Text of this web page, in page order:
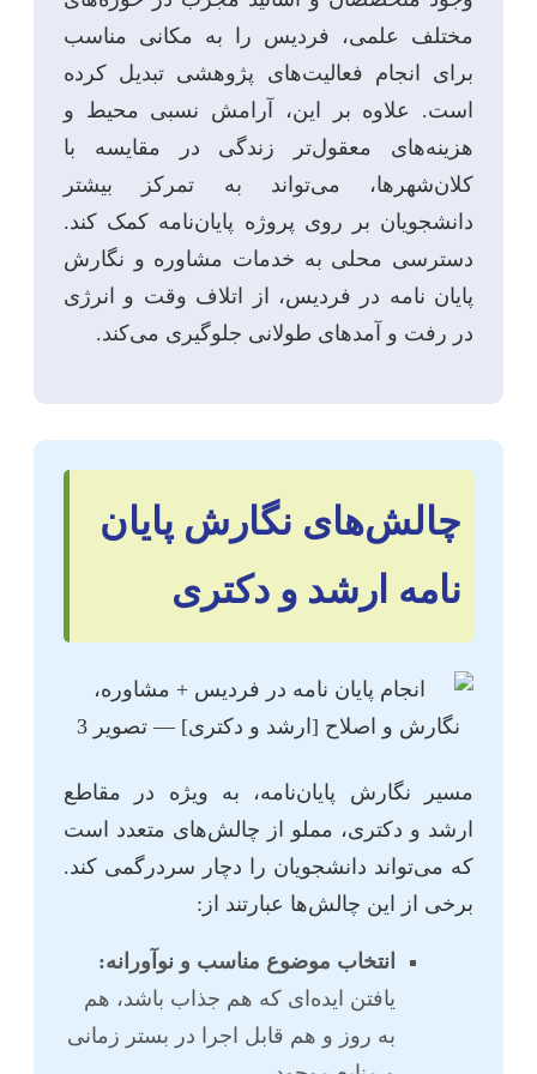
مختلف علمی، فردیس را به مکانی مناسب
برای انجام فعالیت‌های پژوهشی تبدیل کرده
است. علاوه بر این، آرامش نسبی محیط و
هزینه‌های معقول‌تر زندگی در مقایسه با
کلان‌شهرها، می‌تواند به تمرکز بیشتر
دانشجویان بر روی پروژه پایان‌نامه کمک کند.
دسترسی محلی به خدمات مشاوره و نگارش
پایان نامه در فردیس، از اتلاف وقت و انرژی
در رفت و آمدهای طولانی جلوگیری می‌کند.
چالش‌های نگارش پایان
نامه ارشد و دکتری
مسیر نگارش پایان‌نامه، به ویژه در مقاطع
ارشد و دکتری، مملو از چالش‌های متعدد است
که می‌تواند دانشجویان را دچار سردرگمی کند.
برخی از این چالش‌ها عبارتند از:
انتخاب موضوع مناسب و نوآورانه:
یافتن ایده‌ای که هم جذاب باشد، هم
به روز و هم قابل اجرا در بستر زمانی